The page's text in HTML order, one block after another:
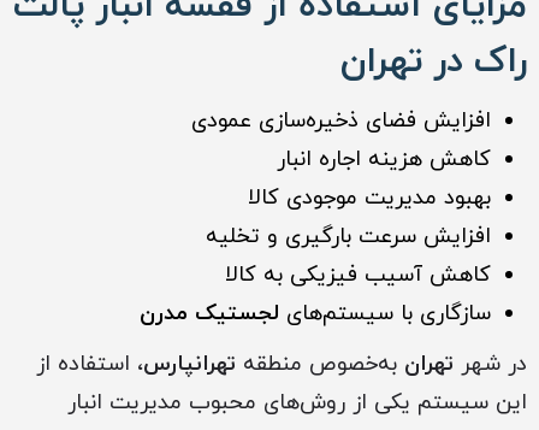
راک در تهران
افزایش فضای ذخیره‌سازی عمودی
کاهش هزینه اجاره انبار
بهبود مدیریت موجودی کالا
افزایش سرعت بارگیری و تخلیه
کاهش آسیب فیزیکی به کالا
سازگاری با سیستم‌های لجستیک مدرن
در شهر تهران به‌خصوص منطقه تهرانپارس، استفاده از
این سیستم یکی از روش‌های محبوب مدیریت انبار